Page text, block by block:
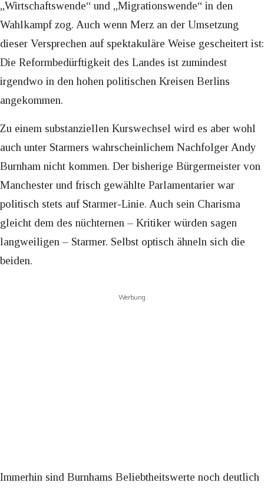
„Wirtschaftswende“ und „Migrationswende“ in den
Wahlkampf zog. Auch wenn Merz an der Umsetzung
dieser Versprechen auf spektakuläre Weise gescheitert ist:
Die Reformbedürftigkeit des Landes ist zumindest
irgendwo in den hohen politischen Kreisen Berlins
angekommen.
Zu einem substanziellen Kurswechsel wird es aber wohl
auch unter Starmers wahrscheinlichem Nachfolger Andy
Burnham nicht kommen. Der bisherige Bürgermeister von
Manchester und frisch gewählte Parlamentarier war
politisch stets auf Starmer-Linie. Auch sein Charisma
gleicht dem des nüchternen – Kritiker würden sagen
langweiligen – Starmer. Selbst optisch ähneln sich die
beiden.
Werbung
Immerhin sind Burnhams Beliebtheitswerte noch deutlich